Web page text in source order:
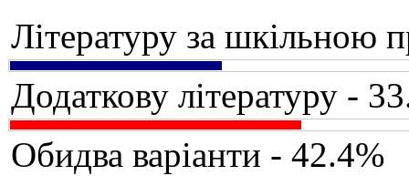
Літературу за шкільною
Додаткову літературу -
Обидва варіанти - 42.4%